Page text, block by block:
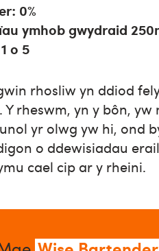
0%
ymhob gwydraid
o 5
rhosliw yn ddiod
Y rheswm, yn y bôn,
yr olwg yw hi, ond
o ddewisiadau
cael cip ar y rheini.